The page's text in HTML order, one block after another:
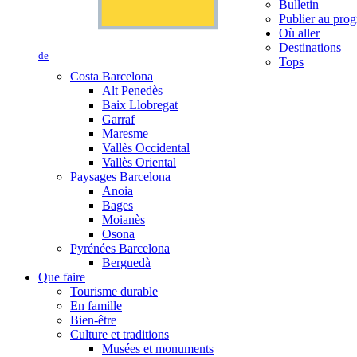
de
Bulletin
Publier au
Où aller
Destinations
Tops
Costa Barcelona
Alt Penedès
Baix Llobregat
Garraf
Maresme
Vallès Occidental
Vallès Oriental
Paysages Barcelona
Anoia
Bages
Moianès
Osona
Pyrénées Barcelona
Berguedà
Que faire
Tourisme durable
En famille
Bien-être
Culture et traditions
Musées et monuments